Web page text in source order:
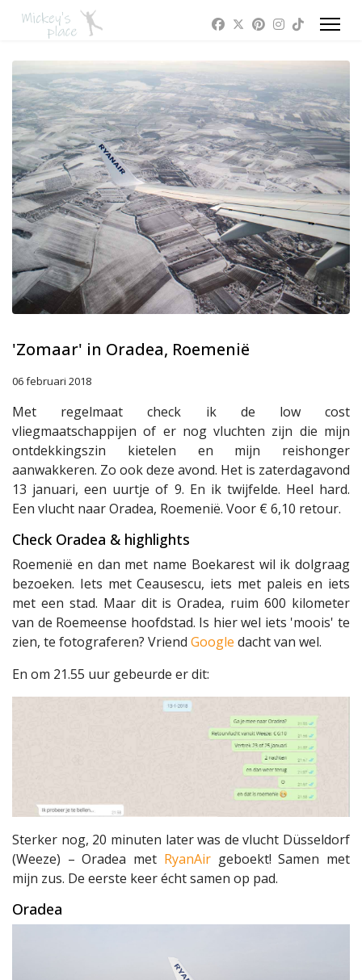
'Zomaar' in Oradea, Roemenië
06 februari 2018
Met regelmaat check ik de low cost
vliegmaatschappijen of er nog vluchten zijn die mijn
ontdekkingszin kietelen en mijn reishonger
aanwakkeren. Zo ook deze avond. Het is zaterdagavond
13 januari, een uurtje of 9. En ik twijfelde. Heel hard.
Een vlucht naar Oradea, Roemenië. Voor € 6,10 retour.
Check Oradea & highlights
Roemenië en dan met name Boekarest wil ik dolgraag
bezoeken. Iets met Ceausescu, iets met paleis en iets
met een stad. Maar dit is Oradea, ruim 600 kilometer
van de Roemeense hoofdstad. Is hier wel iets 'moois' te
zien, te fotograferen? Vriend Google dacht van wel.
En om 21.55 uur gebeurde er dit:
Sterker nog, 20 minuten later was de vlucht Düsseldorf
(Weeze) – Oradea met RyanAirgeboekt! Samen met
mijn zus. De eerste keer écht samen op pad.
Oradea